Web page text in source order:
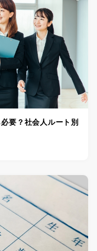
要？社会人ルート別